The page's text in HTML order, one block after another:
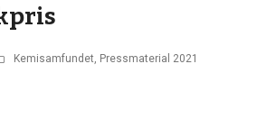
Kemisamfundet, Pressmaterial 2021